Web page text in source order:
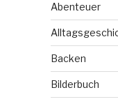
Abenteuer
Backen
Bilderbuch